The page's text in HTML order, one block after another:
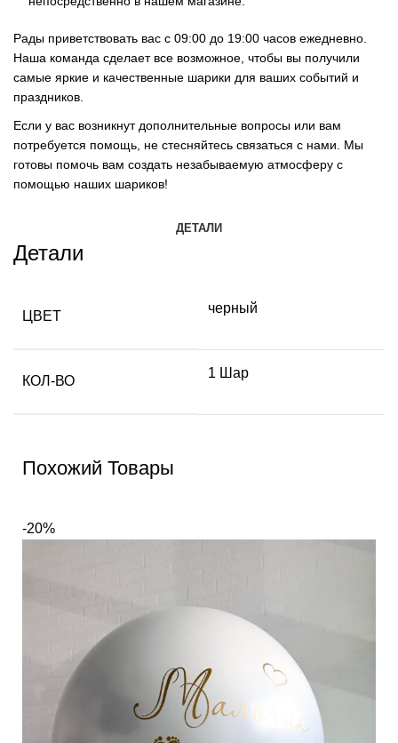
Рады приветствовать вас с 09:00 до 19:00 часов ежедневно.
Наша команда сделает все возможное, чтобы вы получили
самые яркие и качественные шарики для ваших событий и
праздников.
Если у вас возникнут дополнительные вопросы или вам
потребуется помощь, не стесняйтесь связаться с нами. Мы
готовы помочь вам создать незабываемую атмосферу с
помощью наших шариков!
ДЕТАЛИ
Детали
ЦВЕТ
черный
КОЛ-ВО
1 Шар
Похожий Товары
-20%